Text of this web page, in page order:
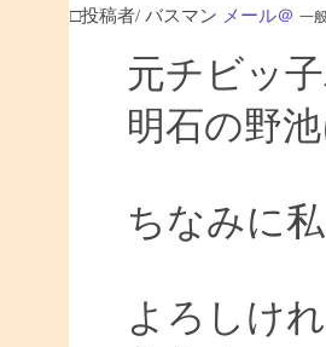
□投稿者/ バスマン メール＠ 一
元チビッ
明石の野
ちなみに
よろしけ